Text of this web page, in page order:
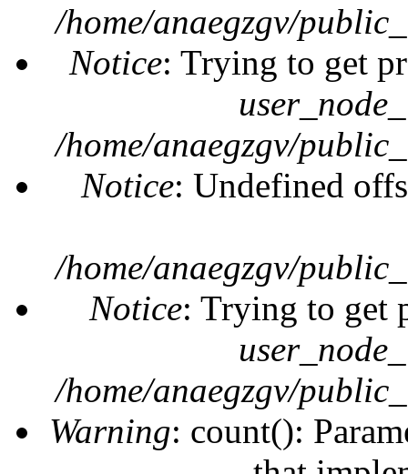
/home/anaegzgv/
Notice: Trying to get
/home/anaegzgv/
Notice: Undefined
/home/anaegzgv/
Notice: Trying to get
/home/anaegzgv/
Warning: count():